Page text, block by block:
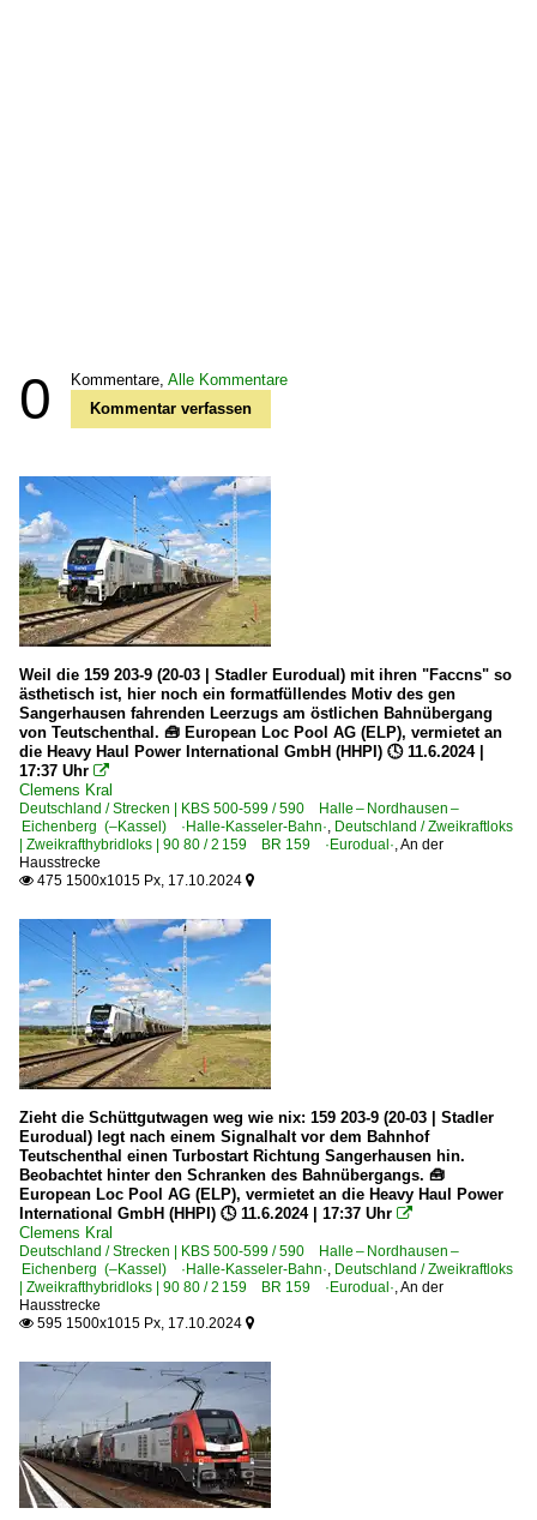
0 Kommentare, Alle Kommentare
Kommentar verfassen
Weil die 159 203-9 (20-03 | Stadler Eurodual) mit ihren "Faccns" so
ästhetisch ist, hier noch ein formatfüllendes Motiv des gen
Sangerhausen fahrenden Leerzugs am östlichen Bahnübergang
von Teutschenthal. 🧰 European Loc Pool AG (ELP), vermietet an
die Heavy Haul Power International GmbH (HHPI) 🕓 11.6.2024 |
17:37 Uhr 
Clemens Kral
Deutschland / Strecken | KBS 500-599 / 590 Halle – Nordhausen –
Eichenberg (–Kassel) ·Halle-Kasseler-Bahn·, Deutschland / Zweikraftloks
| Zweikrafthybridloks | 90 80 / 2 159 BR 159 ·Eurodual·,An der
Hausstrecke
 475 1500x1015 Px, 17.10.2024 
Zieht die Schüttgutwagen weg wie nix: 159 203-9 (20-03 | Stadler
Eurodual) legt nach einem Signalhalt vor dem Bahnhof
Teutschenthal einen Turbostart Richtung Sangerhausen hin.
Beobachtet hinter den Schranken des Bahnübergangs. 🧰
European Loc Pool AG (ELP), vermietet an die Heavy Haul Power
International GmbH (HHPI) 🕓 11.6.2024 | 17:37 Uhr 
Clemens Kral
Deutschland / Strecken | KBS 500-599 / 590 Halle – Nordhausen –
Eichenberg (–Kassel) ·Halle-Kasseler-Bahn·, Deutschland / Zweikraftloks
| Zweikrafthybridloks | 90 80 / 2 159 BR 159 ·Eurodual·,An der
Hausstrecke
 595 1500x1015 Px, 17.10.2024 